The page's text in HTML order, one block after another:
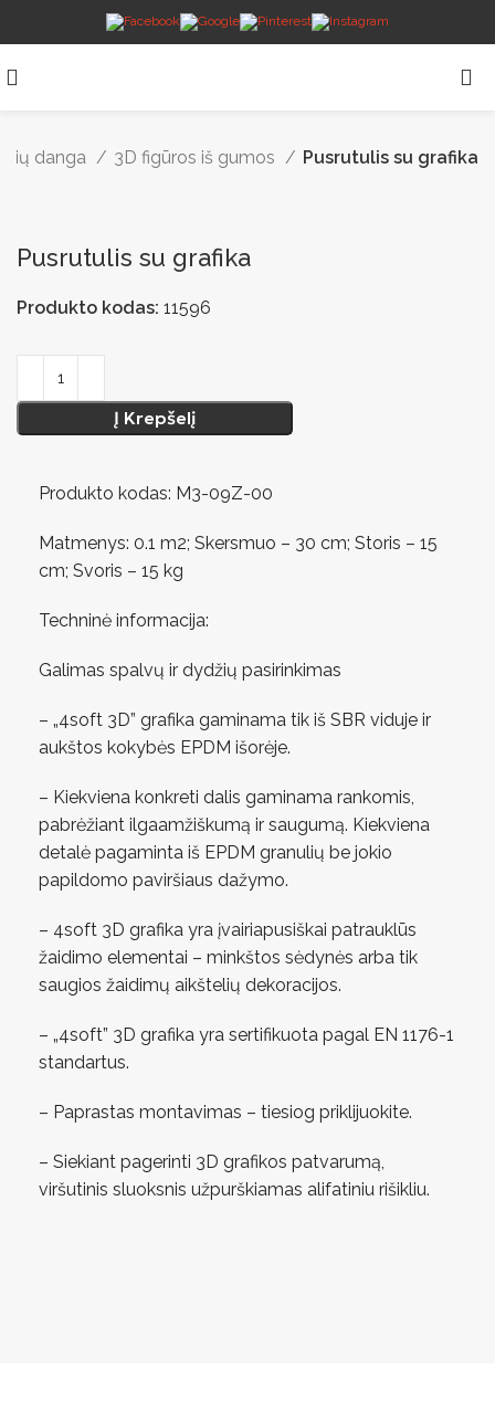
danga 3D figūros iš gumos Pusrutulis su grafika
Pusrutulis su grafika
Produkto kodas: 11596
Į Krepšelį
Produkto kodas: M3-09Z-00
Matmenys: 0.1 m2; Skersmuo – 30 cm; Storis – 15
cm; Svoris – 15 kg
Techninė informacija:
Galimas spalvų ir dydžių pasirinkimas
– „4soft 3D” grafika gaminama tik iš SBR viduje ir
aukštos kokybės EPDM išorėje.
– Kiekviena konkreti dalis gaminama rankomis,
pabrėžiant ilgaamžiškumą ir saugumą. Kiekviena
detalė pagaminta iš EPDM granulių be jokio
papildomo paviršiaus dažymo.
– 4soft 3D grafika yra įvairiapusiškai patrauklūs
žaidimo elementai – minkštos sėdynės arba tik
saugios žaidimų aikštelių dekoracijos.
– „4soft” 3D grafika yra sertifikuota pagal EN 1176-1
standartus.
– Paprastas montavimas – tiesiog priklijuokite.
– Siekiant pagerinti 3D grafikos patvarumą,
viršutinis sluoksnis užpurškiamas alifatiniu rišikliu.